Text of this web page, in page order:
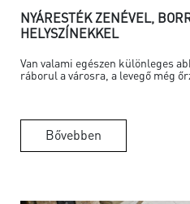
NYÁRESTÉK ZENÉVEL,
HELYSZÍNEKKEL
Van valami egészen különleges
ráborul a városra, a levegő még
Bővebben